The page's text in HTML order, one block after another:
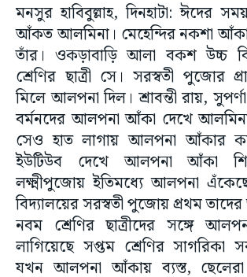
মনসুর হাবিবুল্লাহ, দিনহাটা: ঈদের
আঁকত আলমিনা। মেহেন্দির নকশা
তাঁর। ওকড়াবাড়ি আলা বকশ উচ্চ
শ্রেণির ছাত্রী সে। সরস্বতী পুজোর
মিলে আলপনা দিল। শ্রাবন্তী রায়,
বর্মনদের আলপনা আঁকা দেখে
সেও হাত লাগায় আলপনা আঁকার
ইউটিউব দেখে আলপনা আঁকা
লক্ষ্মীপুজোয় ইতিমধ্যে আলপনা
বিদ্যালয়ের সরস্বতী পুজোয় প্রথম
নবম শ্রেণির ছাত্রীদের সঙ্গে
লাগিয়েছে সপ্তম শ্রেণির সাগরিকা
যখন আলপনা আঁকায় ব্যস্ত,